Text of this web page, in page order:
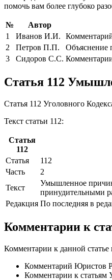
помочь вам более глубоко
№ Автор
1
Иванов И.И.
2
Петров П.П.
Объяснение
3
Сидоров С.С.
Статья 112
Статья 112 Уголовного
Текст статьи 112:
Статья
112
Статья
112
Часть
2
Текст
Умышленное
принудительными
Редакция По последняя в
Комментарии к
Комментарии к данной
Комментарий Юристов
Комментарии к